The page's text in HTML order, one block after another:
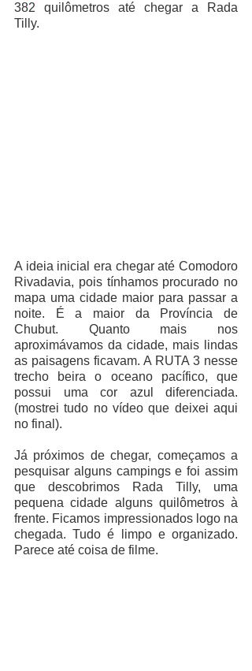
382 quilômetros até chegar a Rada
Tilly.
A ideia inicial era chegar até Comodoro
Rivadavia, pois tínhamos procurado no
mapa uma cidade maior para passar a
noite. É a maior da Província de
Chubut. Quanto mais nos
aproximávamos da cidade, mais lindas
as paisagens ficavam. A RUTA 3 nesse
trecho beira o oceano pacífico, que
possui uma cor azul diferenciada.
(mostrei tudo no vídeo que deixei aqui
no final).
Já próximos de chegar, começamos a
pesquisar alguns campings e foi assim
que descobrimos Rada Tilly, uma
pequena cidade alguns quilômetros à
frente. Ficamos impressionados logo na
chegada. Tudo é limpo e organizado.
Parece até coisa de filme.